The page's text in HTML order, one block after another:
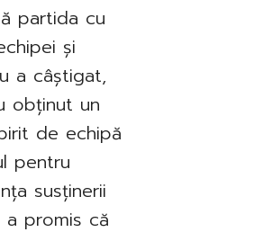
partida cu
și
a câștigat,
obținut un
de echipă
pentru
susținerii
a promis că